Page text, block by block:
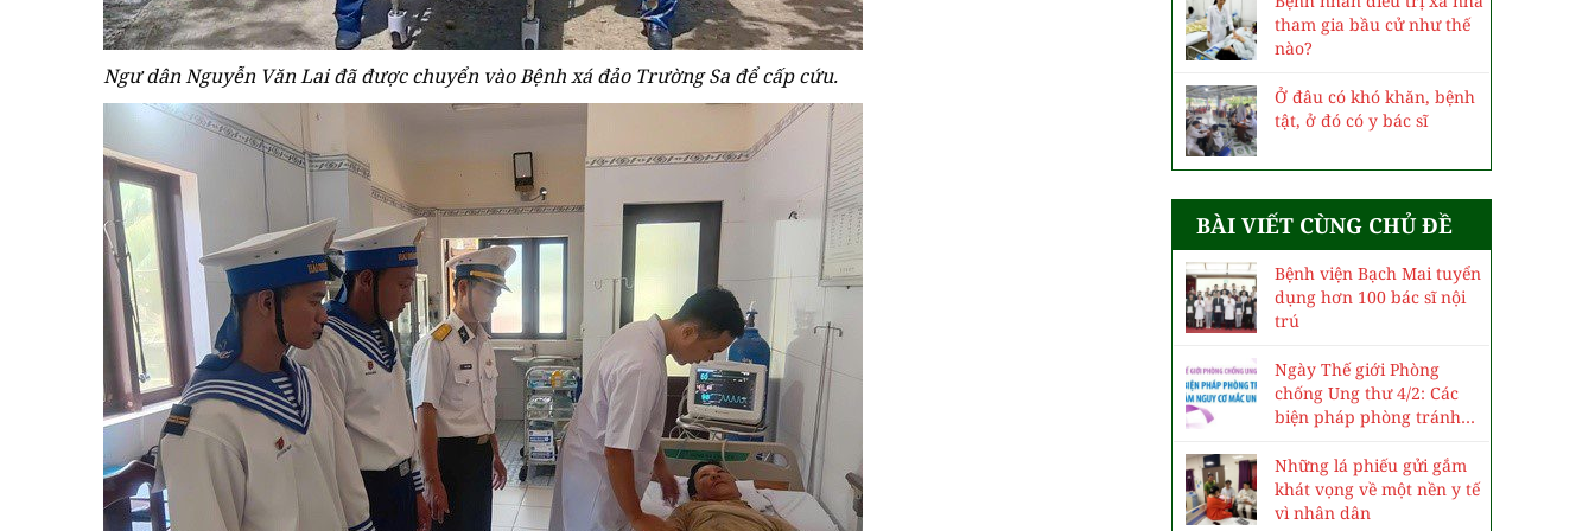
Ngư dân Nguyễn Văn Lai đã được chuyển vào Bệnh xá đảo Trường Sa để cấp cứu.
tham gia bầu cử như thế
nào?
Ở đâu có khó khăn, bệnh
tật, ở đó có y bác sĩ
BÀI VIẾT CÙNG CHỦ ĐỀ
Bệnh viện Bạch Mai tuyển
dụng hơn 100 bác sĩ nội
trú
Ngày Thế giới Phòng
chống Ung thư 4/2: Các
biện pháp phòng tránh
thư
Những lá phiếu gửi gắm
khát vọng về một nền y tế
vì nhân dân